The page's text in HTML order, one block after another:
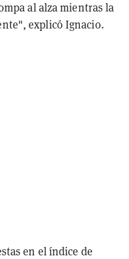
al alza mientras la
explicó Ignacio.
en el índice de